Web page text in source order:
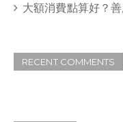
大額消費點算好？
RECENT COMMENTS